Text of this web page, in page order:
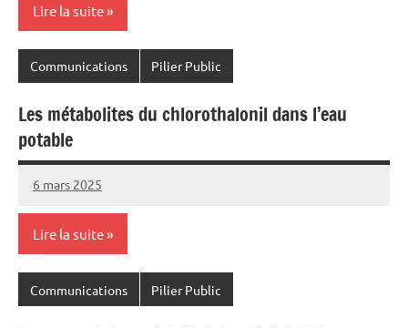
Lire la suite
Communications Pilier Public
Les métabolites du chlorothalonil dans l’eau
potable
6 mars 2025
Commune
Lire la suite
Communications Pilier Public